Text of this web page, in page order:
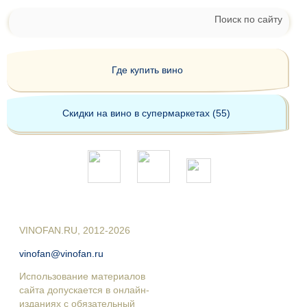
Поиск по сайту
Где купить вино
Скидки на вино в супермаркетах (55)
VINOFAN.RU, 2012-2026
vinofan@vinofan.ru
Использование материалов
сайта допускается в онлайн-
изданиях с обязательный